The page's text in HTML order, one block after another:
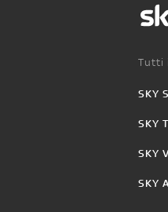
Tutti
SKY
SKY
SKY
SKY